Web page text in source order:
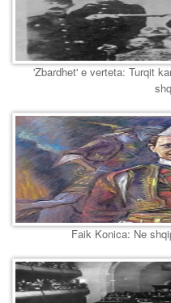
'Zbardhet' e verteta: Turqit
Faik Konica: Ne